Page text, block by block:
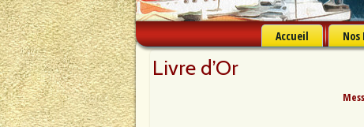
Accueil Nos
Livre d’Or